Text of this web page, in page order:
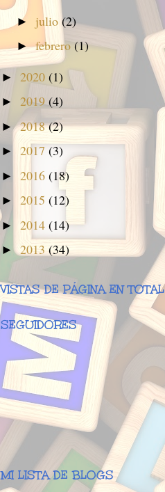
► julio (2)
►febrero (1)
► 2020 (1)
► 2019(4)
►2018(2)
► 2017 (3)
► 2016 (18)
► 2015 (12)
► 2014 (14)
►2013 (34)
VISTAS DE PÁGINA EN TOTAL
SEGUIDORES
MI LISTA DE BLOGS